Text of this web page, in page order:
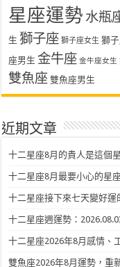
星座運勢 水瓶
生 獅子座 獅子座女生 獅
座男生 金牛座 金牛座女生
雙魚座 雙魚座男生
近期文章
十二星座8月的貴人是這個
十二星座8月最要小心的星
十二星座接下來七天變好運
十二星座週運勢：
十二星座2026年8月感情、
雙魚座2026年8月運勢，重